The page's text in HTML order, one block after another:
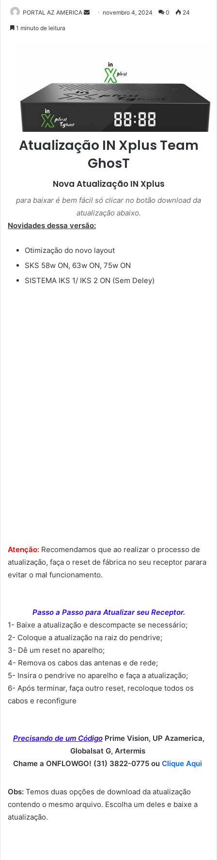
PORTAL AZ AMERICA
m
e
novembro 4, 2024 0 24
1 minuto de leitura
Atualização IN Xplus Team
GhosT
Nova AtualizaçãoIN Xplus
para baixar é bem fácil só clicar no botão download da
atualização abaixo.
Novidades dessa versão:
Otimização do novo layout
SKS 58w ON, 63w ON, 75w ON
SISTEMA IKS 1/ IKS 2 ON (Sem Deley)
Atenção: Recomendamos que ao realizar o processo de
atualização, faça o reset de fábrica no seu receptor parara
evitar o mal funcionamento.
Passo a Passo para Atualizar seu Receptor.
1- Baixe a atualização e descompacte se necessário;
2- Coloque a atualização na raiz do pendrive;
3- Dê um reset no aparelho;
4- Remova os cabos das antenas e de rede;
5- Insira o pendrive no aparelho e faça a atualização;
6- Após terminar, faça outro reset, recoloque todos os
cabos e reconfigure
Precisando de um Código Prime Vision, UP Azamerica,
Globalsat G, Artermis
Chame a ONFLOWGO! (31) 3822-0775 ou Clique Aqui
Obs: Temos duas opções de download da atualização
contendo o mesmo arquivo. Escolha um deles e baixe a
atualização.